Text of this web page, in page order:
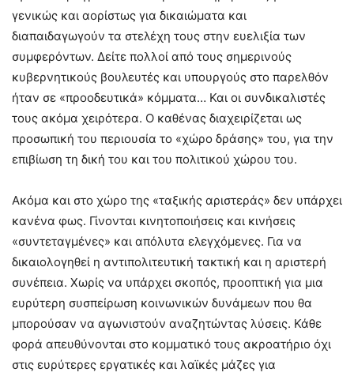
γενικώς και αορίστως για δικαιώματα και
διαπαιδαγωγούν τα στελέχη τους στην ευελιξία των
συμφερόντων. Δείτε πολλοί από τους σημερινούς
κυβερνητικούς βουλευτές και υπουργούς στο παρελθόν
ήταν σε «προοδευτικά» κόμματα… Και οι συνδικαλιστές
τους ακόμα χειρότερα. Ο καθένας διαχειρίζεται ως
προσωπική του περιουσία το «χώρο δράσης» του, για την
επιβίωση τη δική του και του πολιτικού χώρου του.
Ακόμα και στο χώρο της «ταξικής αριστεράς» δεν υπάρχει
κανένα φως. Γίνονται κινητοποιήσεις και κινήσεις
«συντεταγμένες» και απόλυτα ελεγχόμενες. Για να
δικαιολογηθεί η αντιπολιτευτική τακτική και η αριστερή
συνέπεια. Χωρίς να υπάρχει σκοπός, προοπτική για μια
ευρύτερη συσπείρωση κοινωνικών δυνάμεων που θα
μπορούσαν να αγωνιστούν αναζητώντας λύσεις. Κάθε
φορά απευθύνονται στο κομματικό τους ακροατήριο όχι
στις ευρύτερες εργατικές και λαϊκές μάζες για